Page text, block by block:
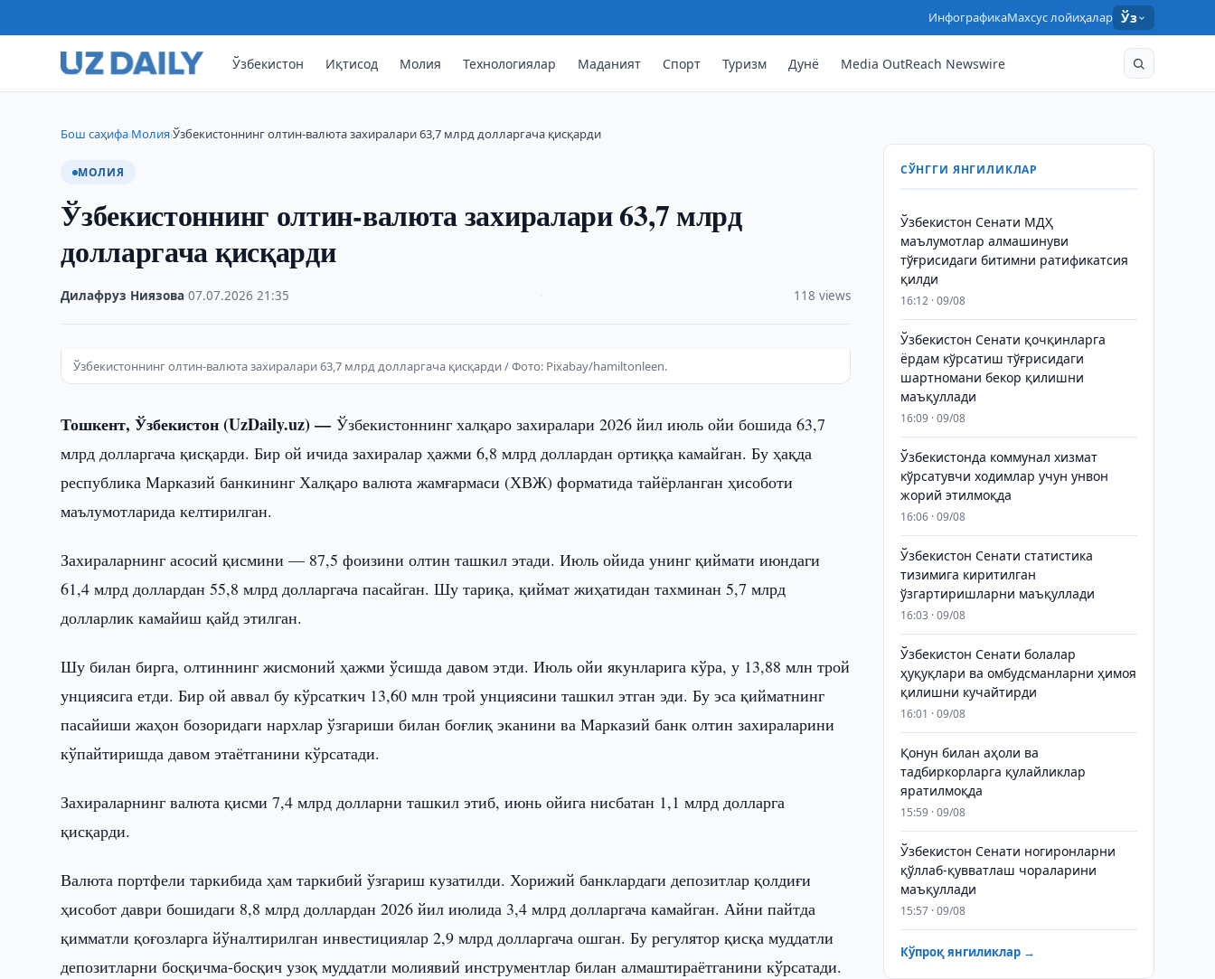
ИнфографикаМахсус лойиҳалар Ўз
Ўзбекистон Иқтисод Молия Технологиялар Маданият Спорт Туризм Дунё Media OutReach Newswire
Бош саҳифа›Молия›Ўзбекистоннинг олтин-валюта захиралари 63,7 млрд долларгача қисқарди
МОЛИЯ
Ўзбекистоннинг олтин-валюта захиралари 63,7 млрд
долларгача қисқарди
Дилафруз Ниязова ·07.07.2026 ·21:35 118 views
Ўзбекистоннинг олтин-валюта захиралари 63,7 млрд долларгача қисқарди / Фото: Pixabay/hamiltonleen.
Тошкент, Ўзбекистон (UzDaily.uz) —Ўзбекистоннинг халқаро захиралари 2026 йил июль ойи бошида 63,7
млрд долларгача қисқарди. Бир ой ичида захиралар ҳажми 6,8 млрд доллардан ортиққа камайган. Бу ҳақда
республика Марказий банкининг Халқаро валюта жамғармаси (ХВЖ) форматида тайёрланган ҳисоботи
маълумотларида келтирилган.
Захираларнинг асосий қисмини — 87,5 фоизини олтин ташкил этади. Июль ойида унинг қиймати июндаги
61,4 млрд доллардан 55,8 млрд долларгача пасайган. Шу тариқа, қиймат жиҳатидан тахминан 5,7 млрд
долларлик камайиш қайд этилган.
Шу билан бирга, олтиннинг жисмоний ҳажми ўсишда давом этди. Июль ойи якунларига кўра, у 13,88 млн трой
унциясига етди. Бир ой аввал бу кўрсаткич 13,60 млн трой унциясини ташкил этган эди. Бу эса қийматнинг
пасайиши жаҳон бозоридаги нархлар ўзгариши билан боғлиқ эканини ва Марказий банк олтин захираларини
кўпайтиришда давом этаётганини кўрсатади.
Захираларнинг валюта қисми 7,4 млрд долларни ташкил этиб, июнь ойига нисбатан 1,1 млрд долларга
қисқарди.
Валюта портфели таркибида ҳам таркибий ўзгариш кузатилди. Хорижий банклардаги депозитлар қолдиғи
ҳисобот даври бошидаги 8,8 млрд доллардан 2026 йил июлида 3,4 млрд долларгача камайган. Айни пайтда
қимматли қоғозларга йўналтирилган инвестициялар 2,9 млрд долларгача ошган. Бу регулятор қисқа муддатли
депозитларни босқичма-босқич узоқ муддатли молиявий инструментлар билан алмаштираётганини кўрсатади.
СЎНГГИ ЯНГИЛИКЛАР
Ўзбекистон Сенати МДҲ
маълумотлар алмашинуви
тўғрисидаги битимни ратификатсия
қилди
16:12 · 09/08
Ўзбекистон Сенати қочқинларга
ёрдам кўрсатиш тўғрисидаги
шартномани бекор қилишни
маъқуллади
16:09 · 09/08
Ўзбекистонда коммунал хизмат
кўрсатувчи ходимлар учун унвон
жорий этилмоқда
16:06 · 09/08
Ўзбекистон Сенати статистика
тизимига киритилган
ўзгартиришларни маъқуллади
16:03 · 09/08
Ўзбекистон Сенати болалар
ҳуқуқлари ва омбудсманларни ҳимоя
қилишни кучайтирди
16:01 · 09/08
Қонун билан аҳоли ва
тадбиркорларга қулайликлар
яратилмоқда
15:59 · 09/08
Ўзбекистон Сенати ногиронларни
қўллаб-қувватлаш чораларини
маъқуллади
15:57 · 09/08
Кўпроқ янгиликлар →